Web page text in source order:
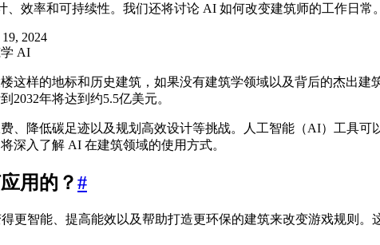
效率和可持续性。我们还将讨论 AI 如何改变建筑师的工作日常。
2024
这样的地标和历史建筑，如果没有建筑学领域以及背后的杰出
2032年将达到约5.5亿美元。
、降低碳足迹以及规划高效设计等挑战。人工智能（AI）工具
深入了解 AI 在建筑领域的使用方式。
用的？#
更智能、提高能效以及帮助打造更环保的建筑来改变游戏规则